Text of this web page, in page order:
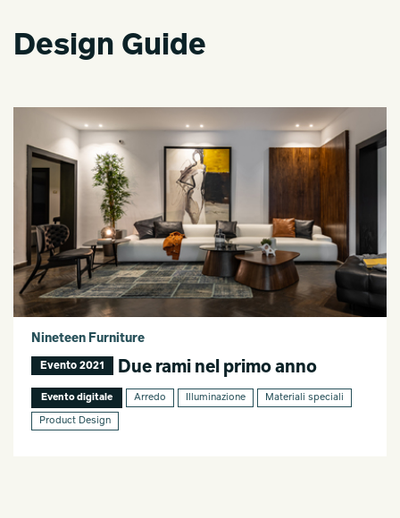
Design Guide
Nineteen Furniture
Evento 2021 Due rami nel primo anno
Evento digitale Arredo Illuminazione Materiali speciali
Product Design